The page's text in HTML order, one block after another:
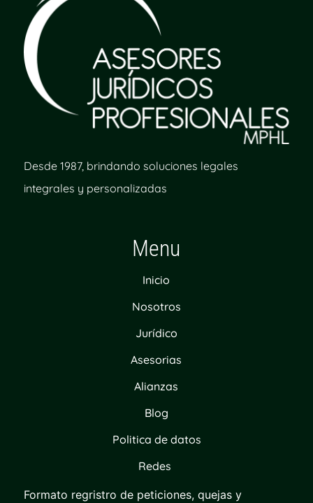
Desde 1987, brindando soluciones legales
integrales y personalizadas
Menu
Inicio
Nosotros
Jurídico
Asesorias
Alianzas
Blog
Politica de datos
Redes
Formato regristro de peticiones, quejas y